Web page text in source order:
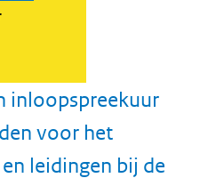
inloopspreekuur
voor het
leidingen bij de